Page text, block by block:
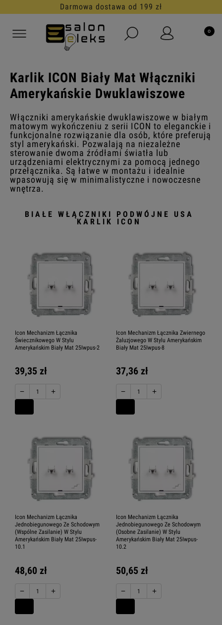
Darmowa dostawa od 199 zł
Karlik ICON Biały Mat Włączniki
Amerykańskie Dwuklawiszowe
Włączniki amerykańskie dwuklawiszowe w białym
matowym wykończeniu z serii ICON to eleganckie i
funkcjonalne rozwiązanie dla osób, które preferują
styl amerykański. Pozwalają na niezależne
sterowanie dwoma źródłami światła lub
urządzeniami elektrycznymi za pomocą jednego
przełącznika. Są łatwe w montażu i idealnie
wpasowują się w minimalistyczne i nowoczesne
wnętrza.
BIAŁE WŁĄCZNIKI PODWÓJNE USA
KARLIK ICON
Icon Mechanizm Łącznika
Świecznikowego W Stylu
Amerykańskim Biały Mat 25Iwpus-2
39,35 zł
− +
Icon Mechanizm Łącznika Zwiernego
Żaluzjowego W Stylu Amerykańskim
Biały Mat 25Iwpus-8
37,36 zł
− +
Icon Mechanizm Łącznika
Jednobiegunowego Ze Schodowym
(Wspólne Zasilanie) W Stylu
Amerykańskim Biały Mat 25Iwpus-
10.1
48,60 zł
− +
Icon Mechanizm Łącznika
Jednobiegunowego Ze Schodowym
(Osobne Zasilanie) W Stylu
Amerykańskim Biały Mat 25Iwpus-
10.2
50,65 zł
− +